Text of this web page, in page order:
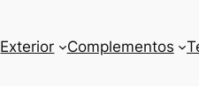
Exterior Complementos